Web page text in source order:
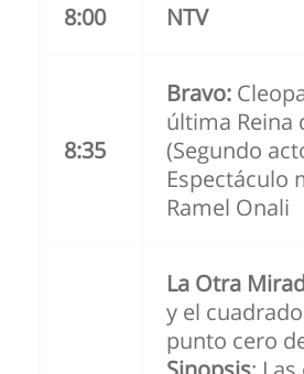
8:00 NTV
8:35
Bravo:
última Reina
(Segundo
Espectáculo
Ramel Onali
La Otra
y el
punto cero